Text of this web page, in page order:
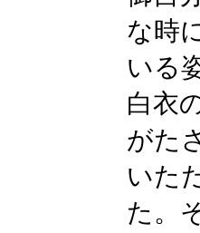
な時
いる
白衣
がた
いた
た。